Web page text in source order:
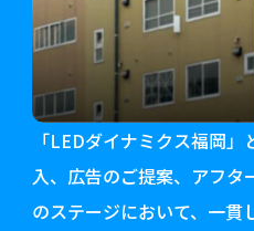
「LEDダイナミクス福岡
入、広告のご提案、アフタ
のステージにおいて、一貫